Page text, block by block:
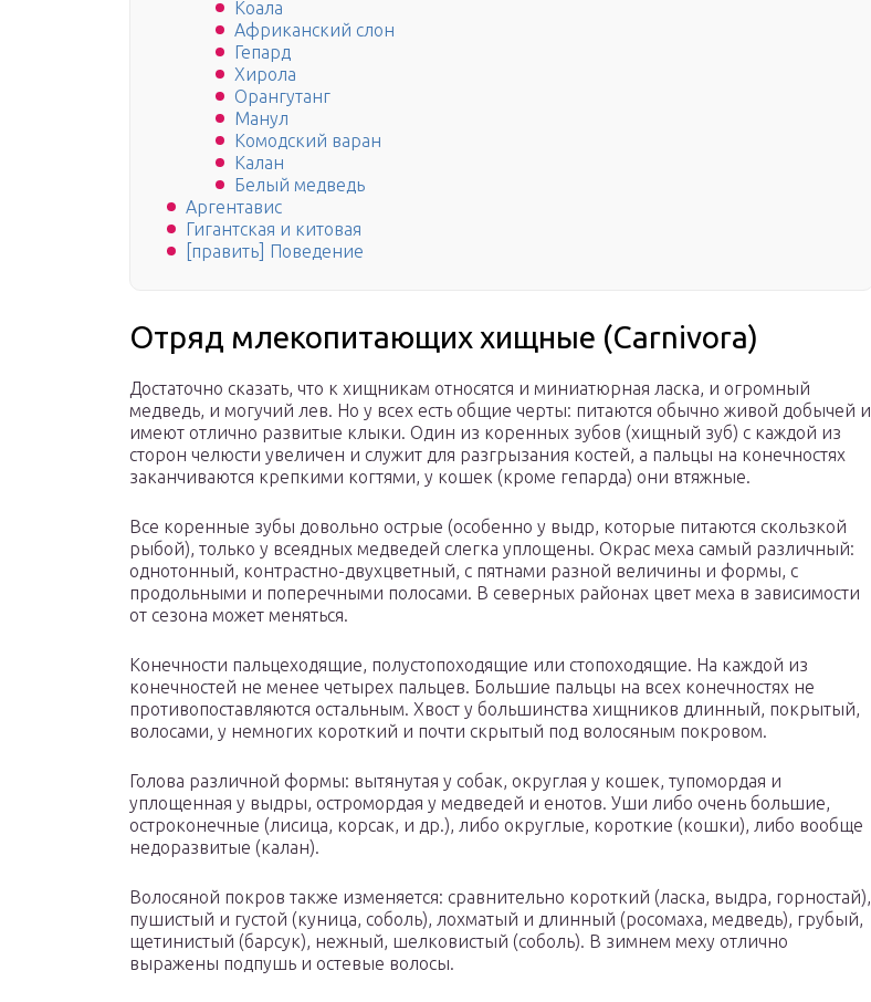
Коала
Африканский слон
Гепард
Хирола
Орангутанг
Манул
Комодский варан
Калан
Белый медведь
Аргентавис
Гигантская и китовая
[править] Поведение
Отряд млекопитающих хищные (Carnivora)
Достаточно сказать, что к хищникам относятся и миниатюрная ласка, и огромный
медведь, и могучий лев. Но у всех есть общие черты: питаются обычно живой добычей и
имеют отлично развитые клыки. Один из коренных зубов (хищный зуб) с каждой из
сторон челюсти увеличен и служит для разгрызания костей, а пальцы на конечностях
заканчиваются крепкими когтями, у кошек (кроме гепарда) они втяжные.
Все коренные зубы довольно острые (особенно у выдр, которые питаются скользкой
рыбой), только у всеядных медведей слегка уплощены. Окрас меха самый различный:
однотонный, контрастно-двухцветный, с пятнами разной величины и формы, с
продольными и поперечными полосами. В северных районах цвет меха в зависимости
от сезона может меняться.
Конечности пальцеходящие, полустопоходящие или стопоходящие. На каждой из
конечностей не менее четырех пальцев. Большие пальцы на всех конечностях не
противопоставляются остальным. Хвост у большинства хищников длинный, покрытый,
волосами, у немногих короткий и почти скрытый под волосяным покровом.
Голова различной формы: вытянутая у собак, округлая у кошек, тупомордая и
уплощенная у выдры, остромордая у медведей и енотов. Уши либо очень большие,
остроконечные (лисица, корсак, и др.), либо округлые, короткие (кошки), либо вообще
недоразвитые (калан).
Волосяной покров также изменяется: сравнительно короткий (ласка, выдра, горностай),
пушистый и густой (куница, соболь), лохматый и длинный (росомаха, медведь), грубый,
щетинистый (барсук), нежный, шелковистый (соболь). В зимнем меху отлично
выражены подпушь и остевые волосы.